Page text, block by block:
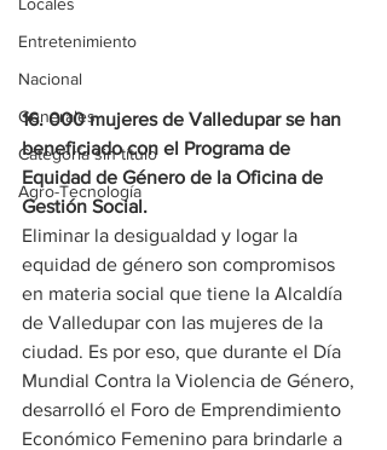
Entretenimiento
Nacional
Generales
Categoría sin título
Agro-Tecnología
16. 000 mujeres de Valledupar se han
beneficiado con el Programa de
Equidad de Género de la Oficina de
Gestión Social.
Eliminar la desigualdad y logar la
equidad de género son compromisos
en materia social que tiene la Alcaldía
de Valledupar con las mujeres de la
ciudad. Es por eso, que durante el Día
Mundial Contra la Violencia de Género,
desarrolló el Foro de Emprendimiento
Económico Femenino para brindarle a